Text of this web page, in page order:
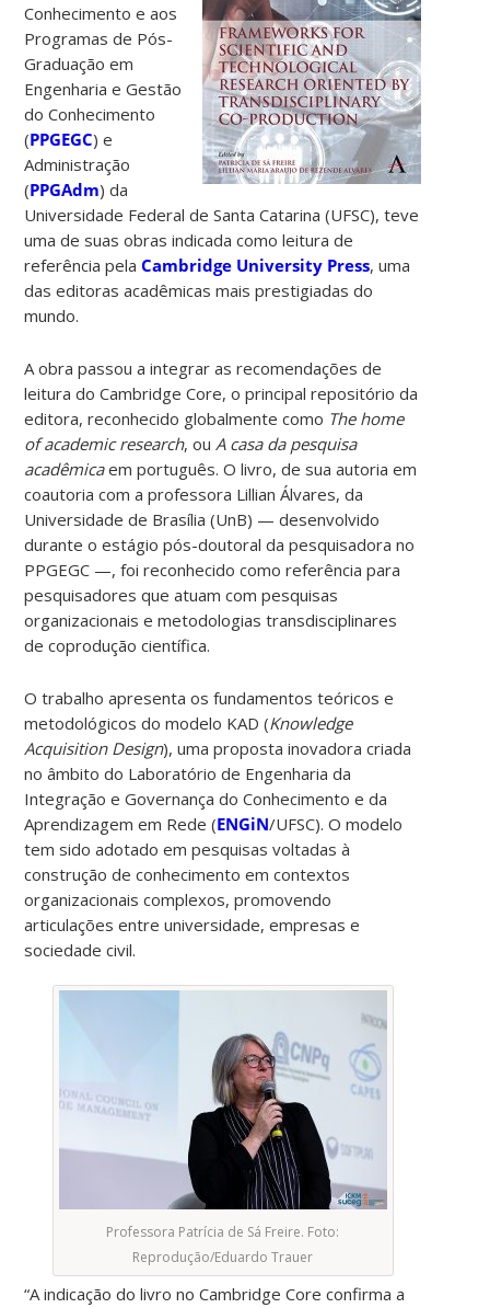
Conhecimento e aos
Programas de Pós-
Graduação em
Engenharia e Gestão
do Conhecimento
(PPGEGC) e
Administração
(PPGAdm) da
Universidade Federal de Santa Catarina (UFSC), teve
uma de suas obras indicada como leitura de
referência pelaCambridge University Press, uma
das editoras acadêmicas mais prestigiadas do
mundo.
A obra passou a integrar as recomendações de
leitura do Cambridge Core, o principal repositório da
editora, reconhecido globalmente como The home
of academic research, ou A casa da pesquisa
acadêmicaem português. O livro, de sua autoria em
coautoria com a professora Lillian Álvares, da
Universidade de Brasília (UnB) — desenvolvido
durante o estágio pós-doutoral da pesquisadora no
PPGEGC —, foi reconhecido como referência para
pesquisadores que atuam com pesquisas
organizacionais e metodologias transdisciplinares
de coprodução científica.
O trabalho apresenta os fundamentos teóricos e
metodológicos do modelo KAD (Knowledge
Acquisition Design), uma proposta inovadora criada
no âmbito do Laboratório de Engenharia da
Integração e Governança do Conhecimento e da
Aprendizagem em Rede (ENGiN/UFSC). O modelo
tem sido adotado em pesquisas voltadas à
construção de conhecimento em contextos
organizacionais complexos, promovendo
articulações entre universidade, empresas e
sociedade civil.
Professora Patrícia de Sá Freire. Foto:
Reprodução/Eduardo Trauer
“A indicação do livro no Cambridge Core confirma a